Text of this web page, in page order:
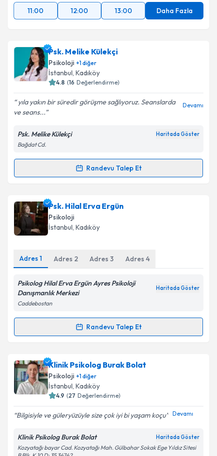
11:00
12:00 13:00 Daha Fazla
Psk. Melike Külekçi
Psikoloji +1diğer
İstanbul, Kadıköy
4.8 (16 Değerlendirme)
yıla yakın bir süredir görüşme sağlıyoruz. Seanslarda
ve seans...
Devamı
Psk. Melike Külekçi Haritada Göster
Bağdat Cd.
Randevu Talep Et
Randevu Takvimi Talebi
Psk. Melike Külekçiiçin randevu takvimi talebi
oluşturun. Size bu uzmandan randevu almanız için bir
takvim hazırlandığında e-posta ile bilgilendireceğiz.
Kişisel verilerimin işlenmesine ilişkin
Aydınlatma
Metni
Psk. Hilal Erva Ergün
Psikoloji
İstanbul, Kadıköy
Adres 1 Adres 2 Adres 3 Adres 4
Psikolog Hilal Erva Ergün Ayres Psikoloji
Danışmanlık Merkezi
Haritada Göster
Caddebostan
Randevu Talep Et
Randevu Takvimi Talebi
Psk. Hilal Erva Ergün için randevu takvimi talebi
oluşturun. Size bu uzmandan randevu almanız için bir
takvim hazırlandığında e-posta ile bilgilendireceğiz.
Kişisel verilerimin işlenmesine ilişkinAydınlatma
Klinik Psikolog Burak Bolat
Psikoloji +1diğer
İstanbul, Kadıköy
4.9 (27 Değerlendirme)
Bilgisiyle ve güleryüzüyle size çok iyi bi yaşam koçu Devamı
Klinik Psikolog Burak Bolat Haritada Göster
Kozyatağı bayar Cad. Kozyatağı Mah. Gülbahar Sokak Ege Yıldız Sitesi